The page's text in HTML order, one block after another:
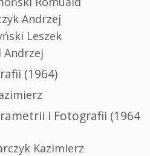
Andrzej
Leszek
Andrzej
(1964)
i Fotografii (1964
Kazimierz